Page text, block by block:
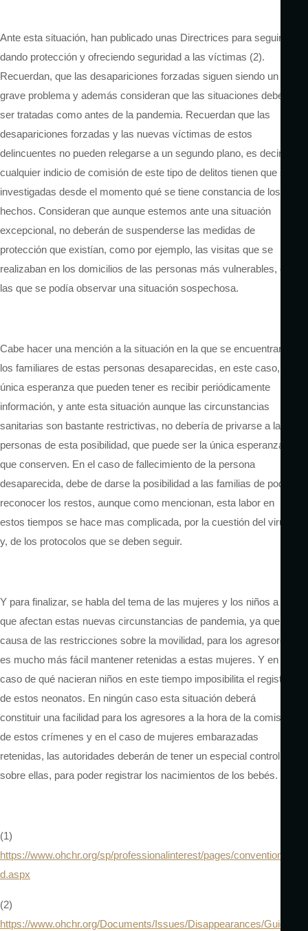
Ante esta situación, han publicado unas Directrices para seguir
dando protección y ofreciendo seguridad a las víctimas (2).
Recuerdan, que las desapariciones forzadas siguen siendo un
grave problema y además consideran que las situaciones deben
ser tratadas como antes de la pandemia. Recuerdan que las
desapariciones forzadas y las nuevas víctimas de estos
delincuentes no pueden relegarse a un segundo plano, es decir,
cualquier indicio de comisión de este tipo de delitos tienen que ser
investigadas desde el momento qué se tiene constancia de los
hechos. Consideran que aunque estemos ante una situación
excepcional, no deberán de suspenderse las medidas de
protección que existían, como por ejemplo, las visitas que se
realizaban en los domicilios de las personas más vulnerables, en
las que se podía observar una situación sospechosa.
Cabe hacer una mención a la situación en la que se encuentran
los familiares de estas personas desaparecidas, en este caso, la
única esperanza que pueden tener es recibir periódicamente
información, y ante esta situación aunque las circunstancias
sanitarias son bastante restrictivas, no debería de privarse a las
personas de esta posibilidad, que puede ser la única esperanza
que conserven. En el caso de fallecimiento de la persona
desaparecida, debe de darse la posibilidad a las familias de poder
reconocer los restos, aunque como mencionan, esta labor en
estos tiempos se hace mas complicada, por la cuestión del virus
y, de los protocolos que se deben seguir.
Y para finalizar, se habla del tema de las mujeres y los niños a los
que afectan estas nuevas circunstancias de pandemia, ya que a
causa de las restricciones sobre la movilidad, para los agresores
es mucho más fácil mantener retenidas a estas mujeres. Y en el
caso de qué nacieran niños en este tiempo imposibilita el registro
de estos neonatos. En ningún caso esta situación deberá
constituir una facilidad para los agresores a la hora de la comisión
de estos crímenes y en el caso de mujeres embarazadas
retenidas, las autoridades deberán de tener un especial control
sobre ellas, para poder registrar los nacimientos de los bebés.
(1)
https://www.ohchr.org/sp/professionalinterest/pages/conventionce
d.aspx
(2)
https://www.ohchr.org/Documents/Issues/Disappearances/Guideli